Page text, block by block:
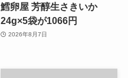
鱈卵屋 芳醇生さきいか
24g×5袋が1066円
2026年8月7日